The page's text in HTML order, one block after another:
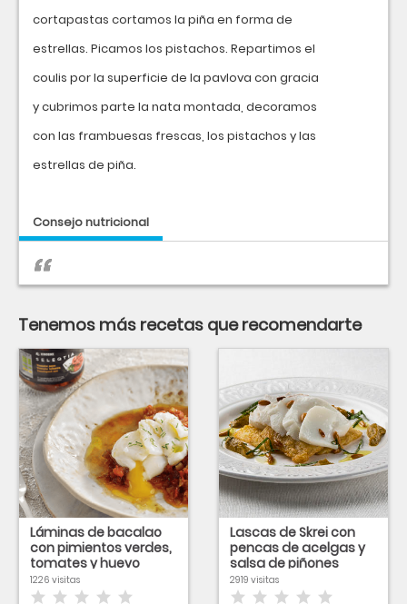
cortapastas cortamos la piña en forma de
estrellas. Picamos los pistachos. Repartimos el
coulis por la superficie de la pavlova con gracia
y cubrimos parte la nata montada, decoramos
con las frambuesas frescas, los pistachos y las
estrellas de piña.
Consejo nutricional
Tenemos más recetas que recomendarte
Láminas de bacalao
con pimientos verdes,
tomates y huevo
poché
1226 visitas
Lascas de Skrei con
pencas de acelgas y
salsa de piñones
2919 visitas